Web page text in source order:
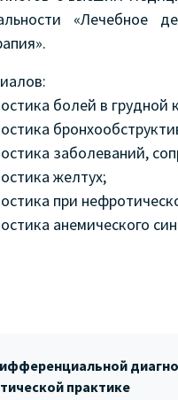
«Лечебное
болей в грудной
заболеваний,
желтух;
при
анемического
практике